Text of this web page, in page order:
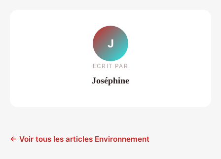
J
ECRIT PAR
Joséphine
← Voir tous les articles Environnement